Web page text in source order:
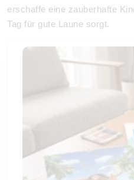
erschaffe eine zauberhafte
Tag für gute Laune sorgt.